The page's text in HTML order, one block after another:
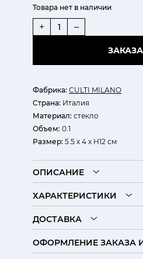
Фабрика: CULTI MILANO
Страна: Италия
Материал: стекло
Объем: 0.1
Размер: 5.5 х 4 х H12 см
Товара нет в наличии
+ –
ОПИСАНИЕ
ХАРАКТЕРИСТИКИ
ДОСТАВКА
ОФОРМЛЕНИЕ ЗАКАЗА